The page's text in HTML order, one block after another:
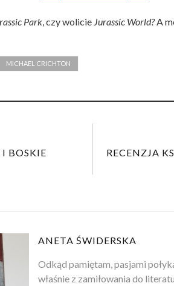
Park , czy wolicie Jurassic World?A
MICHAEL CRICHTON
BOSKIE
RECENZJA
ANETA ŚWIDERSKA
Odkąd pamiętam, pasjami
właśnie z zamiłowania do